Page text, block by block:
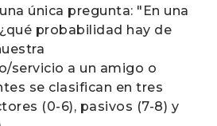
única pregunta: "En una
probabilidad hay de
servicio a un amigo o
se clasifican en tres
(0-6), pasivos (7-8) y